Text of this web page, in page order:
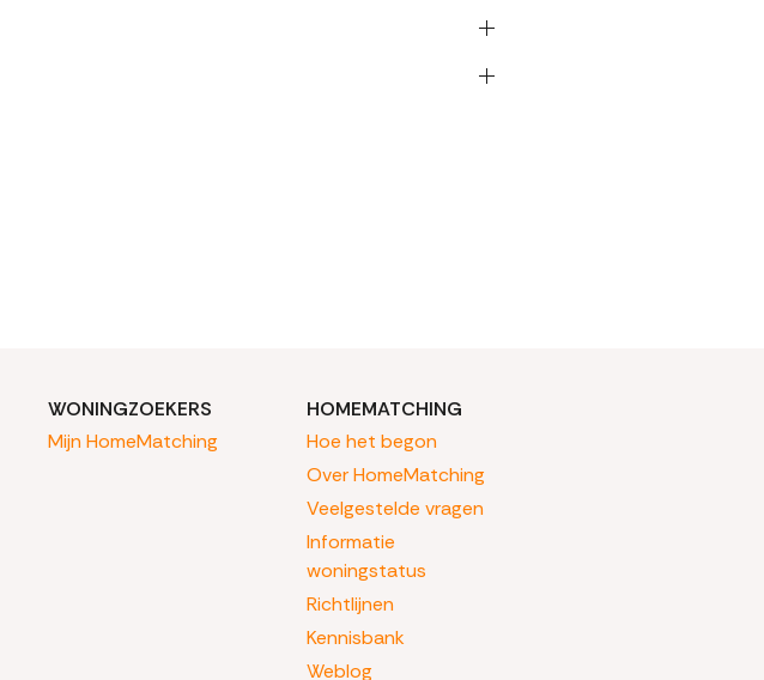
WONINGZOEKERS
Mijn HomeMatching
HOMEMATCHING
Hoe het begon
Over HomeMatching
Veelgestelde vragen
Informatie
woningstatus
Richtlijnen
Kennisbank
Weblog